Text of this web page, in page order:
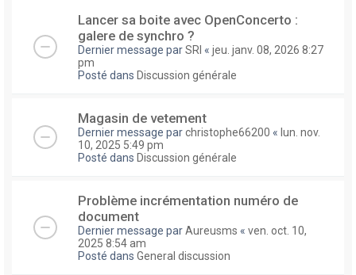
Lancer sa boite avec OpenConcerto :
galere de synchro ?
Dernier message parSRI « jeu. janv. 08, 2026 8:27
pm
Posté dans Discussion générale
Magasin de vetement
Dernier message parchristophe66200 « lun. nov.
10, 2025 5:49 pm
Posté dans Discussion générale
Problème incrémentation numéro de
document
Dernier message parAureusms « ven. oct. 10,
2025 8:54 am
Posté dans General discussion